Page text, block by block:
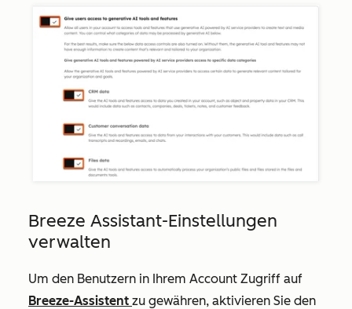
Breeze Assistant-Einstellungen
verwalten
Um den Benutzern in Ihrem Account Zugriff auf
Breeze-Assistent zu gewähren, aktivieren Sie den